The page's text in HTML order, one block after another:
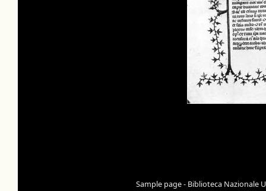
Sample page - Biblioteca Nazionale